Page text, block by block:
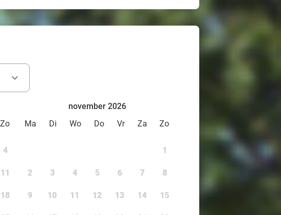
Zo
4
11
18
november 2026
Ma
Di Wo Do Vr Za Zo
1
2 3 4 5 6 7 8
9 10 11 12 13 14 15